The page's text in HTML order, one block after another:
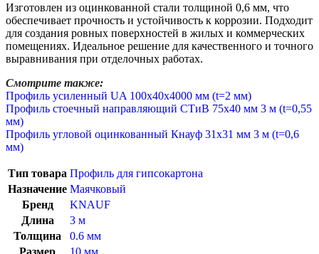
Изготовлен из оцинкованной стали толщиной 0,6 мм, что
обеспечивает прочность и устойчивость к коррозии. Подходит
для создания ровных поверхностей в жилых и коммерческих
помещениях. Идеальное решение для качественного и точного
выравнивания при отделочных работах.
Смотрите также:
Профиль усиленный UA 100х40х4000 мм (t=2 мм)
Профиль стоечный направляющий СТиВ 75х40 мм 3 м (t=0,55
мм)
Профиль угловой оцинкованный Кнауф 31х31 мм 3 м (t=0,6
мм)
Тип товара Профиль для гипсокартона
Назначение Маячковый
Бренд
KNAUF
Длина
3 м
Толщина
0.6 мм
Размер
10 мм